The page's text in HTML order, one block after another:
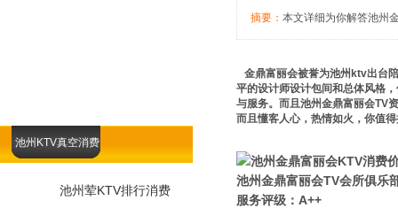
池州KTV真空消费
池州荤KTV排行消费
摘要： 本文详细为你解答池州
金鼎富丽会被誉为池州ktv出台
平的设计师设计包间和总体风格
与服务。而且池州金鼎富丽会TV
而且懂客人心，热情如火，你值
池州金鼎富丽会TV会所俱乐
服务评级：A++